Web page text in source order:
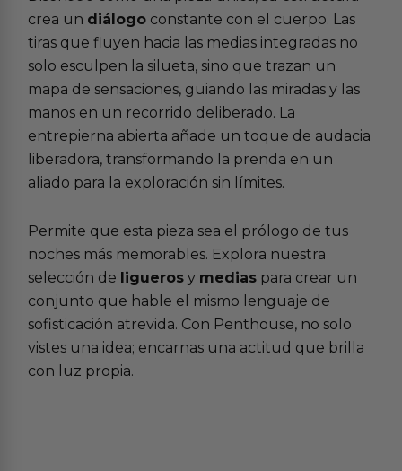
crea un diálogo constante con el cuerpo. Las
tiras que fluyen hacia las medias integradas no
solo esculpen la silueta, sino que trazan un
mapa de sensaciones, guiando las miradas y las
manos en un recorrido deliberado. La
entrepierna abierta añade un toque de audacia
liberadora, transformando la prenda en un
aliado para la exploración sin límites.
Permite que esta pieza sea el prólogo de tus
noches más memorables. Explora nuestra
selección de ligueros y medias para crear un
conjunto que hable el mismo lenguaje de
sofisticación atrevida. Con Penthouse, no solo
vistes una idea; encarnas una actitud que brilla
con luz propia.